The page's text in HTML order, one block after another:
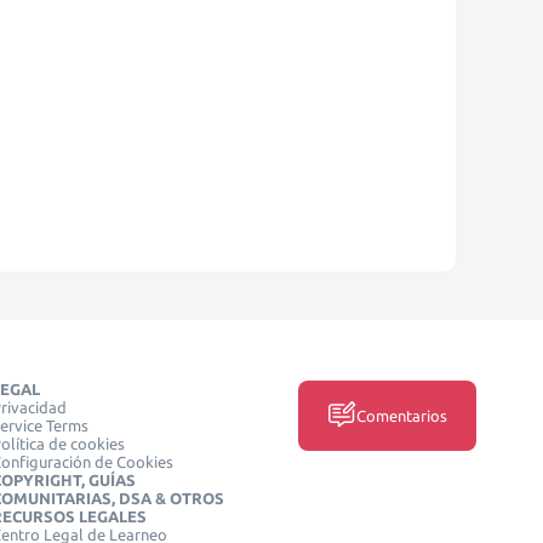
Terms
de cookies
de Cookies
GUÍAS
DSA & OTROS
LEGALES
Legal de Learneo
Comentarios